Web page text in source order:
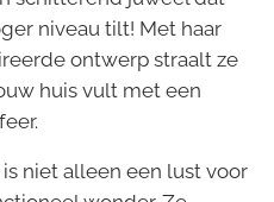
niveau tilt! Met haar
ontwerp straalt ze
huis vult met een
niet alleen een lust voor